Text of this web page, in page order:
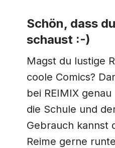
Schön, dass
schaust :-)
Magst du lustige
coole Comics?
bei REIMIX
die Schule und
Gebrauch kannst
Reime gerne